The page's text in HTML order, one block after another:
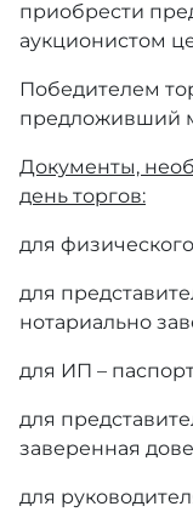
приобрести
аукционистом
Победителем
предложивший
Документы,
день торгов:
для
для
нотариально
для ИП –
для
заверенная
для